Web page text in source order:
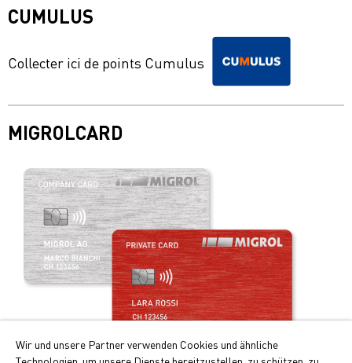
CUMULUS
Collecter ici de points Cumulus
MIGROLCARD
Wir und unsere Partner verwenden Cookies und ähnliche